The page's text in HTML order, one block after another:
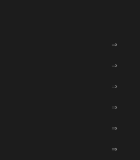
⇒
⇒
⇒
⇒
⇒
⇒